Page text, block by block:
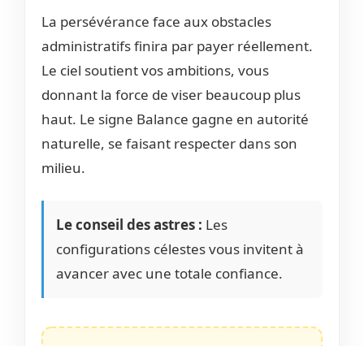
La persévérance face aux obstacles
administratifs finira par payer réellement.
Le ciel soutient vos ambitions, vous
donnant la force de viser beaucoup plus
haut. Le signe Balance gagne en autorité
naturelle, se faisant respecter dans son
milieu.
Le conseil des astres : Les
configurations célestes vous invitent à
avancer avec une totale confiance.